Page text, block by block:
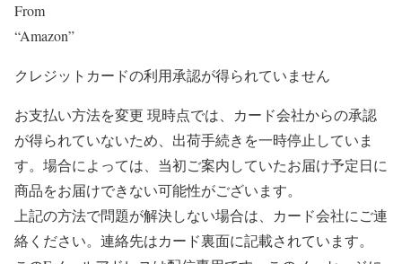
From
“Amazon”
クレジットカードの利用承認が得られていません
お支払い方法を変更 現時点では、カード会社からの承認
が得られていないため、出荷手続きを一時停止していま
す。場合によっては、当初ご案内していたお届け予定日に
商品をお届けできない可能性がございます。
上記の方法で問題が解決しない場合は、カード会社にご連
絡ください。連絡先はカード裏面に記載されています。